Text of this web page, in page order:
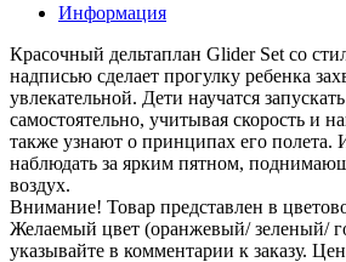
Информация
Красочный дельтаплан Glider Set со
надписью сделает прогулку ребенка
увлекательной. Дети научатся
самостоятельно, учитывая скорость и
также узнают о принципах его полета.
наблюдать за ярким пятном,
воздух.
Внимание! Товар представлен в
Желаемый цвет (оранжевый/ зеленый/
указывайте в комментарии к заказу.